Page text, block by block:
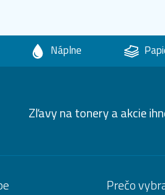
Náplne
Zľavy na tonery a akcie
Prečo